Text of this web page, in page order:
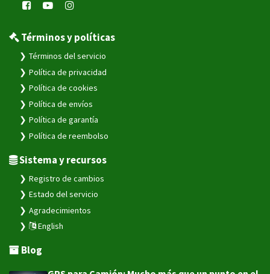
Términos y políticas
Términos del servicio
Política de privacidad
Política de cookies
Política de envíos
Política de garantía
Política de reembolso
Sistema y recursos
Registro de cambios
Estado del servicio
Agradecimientos
English
Blog